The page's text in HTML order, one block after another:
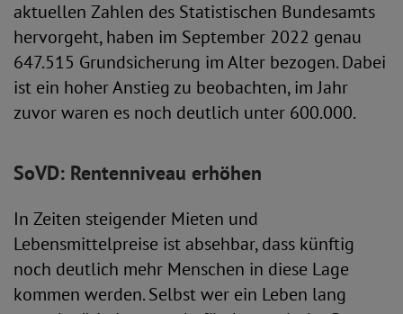
aktuellen Zahlen des Statistischen Bundesamts
hervorgeht, haben im September 2022 genau
647.515 Grundsicherung im Alter bezogen. Dabei
ist ein hoher Anstieg zu beobachten, im Jahr
zuvor waren es noch deutlich unter 600.000.
SoVD: Rentenniveau erhöhen
In Zeiten steigender Mieten und
Lebensmittelpreise ist absehbar, dass künftig
noch deutlich mehr Menschen in diese Lage
kommen werden. Selbst wer ein Leben lang